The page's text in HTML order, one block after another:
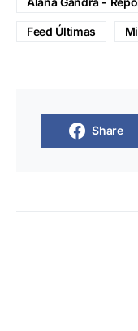
Feed Últimas
Share